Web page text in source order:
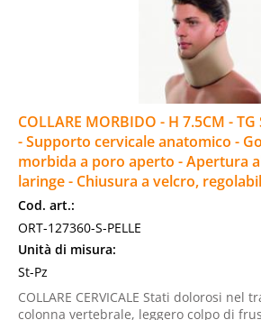
COLLARE MORBIDO - H 7.5CM - TG
- Supporto cervicale anatomico -
morbida a poro aperto - Apertura
laringe - Chiusura a velcro,
Cod. art.:
ORT-127360-S-PELLE
Unità di misura:
St-Pz
COLLARE CERVICALE Stati dolorosi nel
colonna vertebrale, leggero colpo di